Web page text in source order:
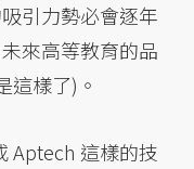
引力勢必會逐年
來高等教育的品
這樣了)。
Aptech 這樣的技